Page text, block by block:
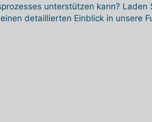
unterstützen kann? Laden
detaillierten Einblick in unsere